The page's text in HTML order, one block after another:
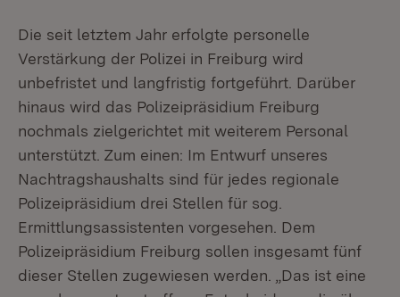
Die seit letztem Jahr erfolgte personelle
Verstärkung der Polizei in Freiburg wird
unbefristet und langfristig fortgeführt. Darüber
hinaus wird das Polizeipräsidium Freiburg
nochmals zielgerichtet mit weiterem Personal
unterstützt. Zum einen: Im Entwurf unseres
Nachtragshaushalts sind für jedes regionale
Polizeipräsidium drei Stellen für sog.
Ermittlungsassistenten vorgesehen. Dem
Polizeipräsidium Freiburg sollen insgesamt fünf
dieser Stellen zugewiesen werden. „Das ist eine